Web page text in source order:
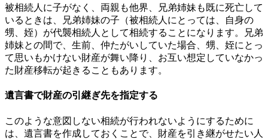
被相続人に子がなく、両親も他界、兄弟姉妹も既に死亡して
いるときは、兄弟姉妹の子（被相続人にとっては、自身の
甥、姪）が代襲相続人として相続することになります。兄弟
姉妹との間で、生前、仲たがいしていた場合、甥、姪にとっ
て思いもかけない財産が舞い降り、お互い想定していなかっ
た財産移転が起きることもあります。
遺言書で財産の引継ぎ先を指定する
このような意図しない相続が行われないようにするために
は、遺言書を作成しておくことで、財産を引き継がせたい人